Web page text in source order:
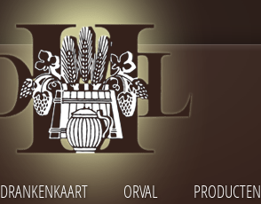
DRANKENKAART ORVAL PRODUCTEN